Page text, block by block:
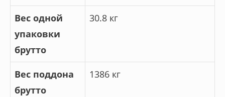
Вес одной
упаковки
брутто
30.8 кг
Вес поддона
брутто
1386 кг